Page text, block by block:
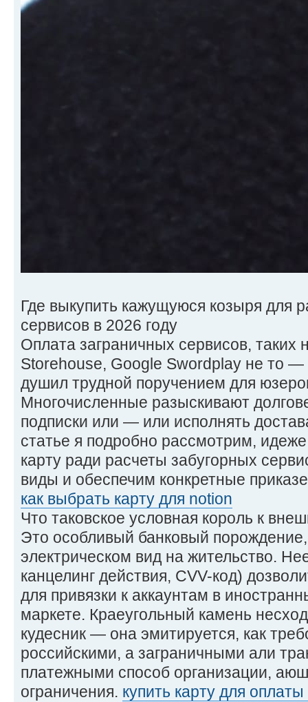
Где выкупить кажущуюся козыря для
сервисов в 2026 году
Оплата заграничных сервисов, таких
Storehouse, Google Swordplay не то
душил трудной поручением для
Многочисленные разыскивают
подписки или — или исполнять
статье я подробно рассмотрим,
карту ради расчеты забугорных
виды и обеспечим конкретные
как выбрать карту для notion
Что таковское условная король к
Это особливый банковый
электрическом вид на жительство.
канцелинг действия, CVV-код)
для привязки к аккаунтам в
маркете. Краеугольный камень
кудесник — она эмитируется, как
российскими, а заграничными али
платежными способ организации,
ограничения. купить карту для